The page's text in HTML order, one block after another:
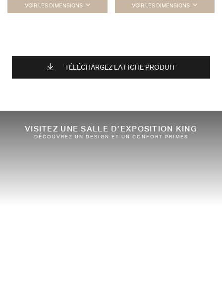
VOIR LES DIMENSIONS VOIR LES DIMENSIONS
TÉLÉCHARGEZ LA FICHE PRODUIT
VISITEZ UNE SALLE D’EXPOSITION KING
DÉCOUVREZ UN DESIGN ET UN CONFORT PRIMÉS